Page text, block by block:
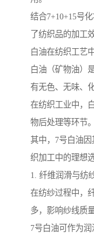
结合7+10+15号
了纺织品的加工
白油在纺织工艺
白油（矿物油）
有无色、无味、
在纺织工业中，
物后处理等环节。
其中，7号白油
织加工中的理想选
1. 纤维润滑与纺
在纺纱过程中，
多，影响纱线质量
7号白油可作为